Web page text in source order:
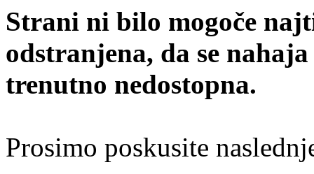
Strani ni bilo mogoče
odstranjena, da se
trenutno nedostopna.
Prosimo poskusite